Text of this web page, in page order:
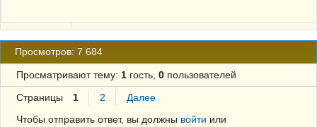
Просмотров: 7 684
Просматривают тему: 1гость, 0пользователей
Страницы 1 2
Далее
Чтобы отправить ответ, вы должны войти или